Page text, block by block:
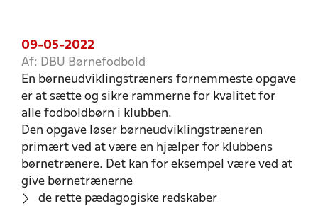
09-05-2022
Af: DBU Børnefodbold
En børneudviklingstræners fornemmeste opgave
er at sætte og sikre rammerne for kvalitet for
alle fodboldbørn i klubben.
Den opgave løser børneudviklingstræneren
primært ved at være en hjælper for klubbens
børnetrænere. Det kan for eksempel være ved at
give børnetrænerne
de rette pædagogiske redskaber